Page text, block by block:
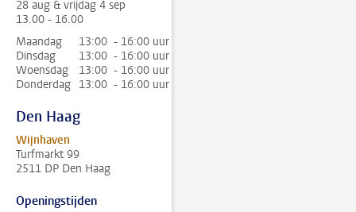
28 aug & vrijdag 4 sep
13.00 - 16.00
Maandag
13:00 - 16:00 uur
Dinsdag
13:00 - 16:00 uur
Woensdag
13:00 - 16:00 uur
Donderdag 13:00 - 16:00 uur
Den Haag
Wijnhaven
Turfmarkt 99
2511 DP Den Haag
Openingstijden